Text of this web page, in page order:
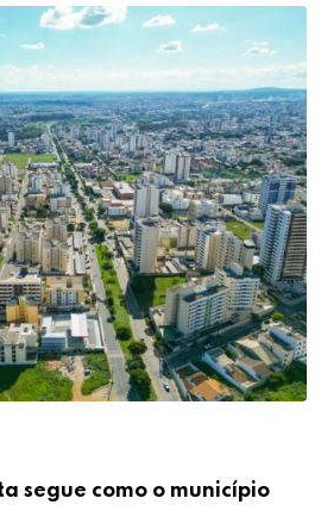
segue como o município